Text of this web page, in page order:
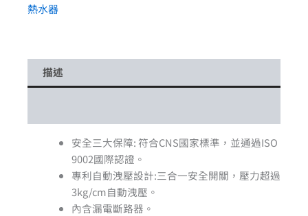
熱水器
描述
安全三大保障: 符合CNS國家標準，並通過ISO
9002國際認證。
專利自動洩壓設計:三合一安全開關，壓力超過
3kg/cm自動洩壓。
內含漏電斷路器。